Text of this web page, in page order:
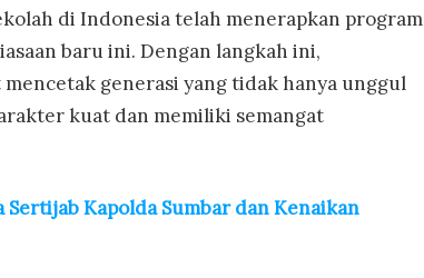
di Indonesia telah menerapkan program
baru ini. Dengan langkah ini,
generasi yang tidak hanya unggul
kuat dan memiliki semangat
Kapolda Sumbar dan Kenaikan